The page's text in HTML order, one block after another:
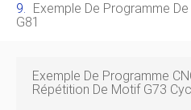
Exemple De Programme
G81
Exemple De Programme
Répétition De Motif G73